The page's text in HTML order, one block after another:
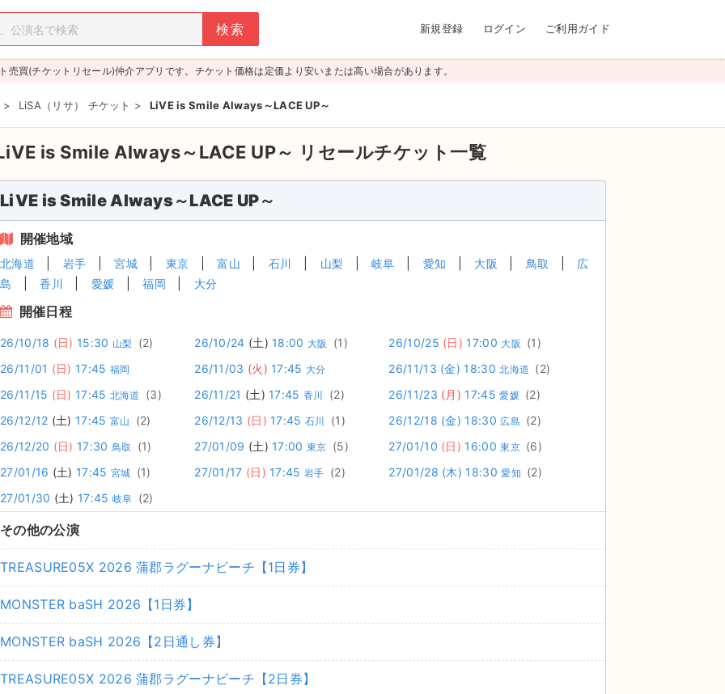
新規登録 ログイン ご利用ガイド
売買(チケットリセール)仲介アプリです。チケット価格は定価より安いまたは高い場合があります。
> LiSA（リサ） チケット > LiVE is Smile Always～LACE UP～
is Smile Always～LACE UP～ リセールチケット一覧
LiVE is Smile Always～LACE UP～
開催地域
北海道 岩手 宮城 東京 富山 石川 山梨 岐阜 愛知 大阪 鳥取
広
島
香川 愛媛 福岡 大分
開催日程
26/10/18 (日) 15:30 山梨 (2) 26/10/24 (土) 18:00 大阪 (1) 26/10/25 (日) 17:00 大阪 (1)
26/11/01 (日) 17:45 福岡 26/11/03 (火) 17:45 大分 26/11/13 (金) 18:30 北海道 (2)
26/11/15 (日) 17:45 北海道 (3) 26/11/21 (土) 17:45 香川 (2) 26/11/23 (月) 17:45 愛媛 (2)
26/12/12 (土) 17:45 富山 (2) 26/12/13 (日) 17:45 石川 (1) 26/12/18 (金) 18:30 広島 (2)
26/12/20 (日) 17:30 鳥取 (1) 27/01/09 (土) 17:00 東京 (5) 27/01/10 (日) 16:00 東京 (6)
27/01/16 (土) 17:45 宮城 (1) 27/01/17 (日) 17:45 岩手 (2) 27/01/28 (木) 18:30 愛知 (2)
27/01/30 (土) 17:45 岐阜 (2)
その他の公演
TREASURE05X 2026 蒲郡ラグーナビーチ【1日券】
MONSTER baSH 2026【1日券】
MONSTER baSH 2026【2日通し券】
TREASURE05X 2026 蒲郡ラグーナビーチ【2日券】